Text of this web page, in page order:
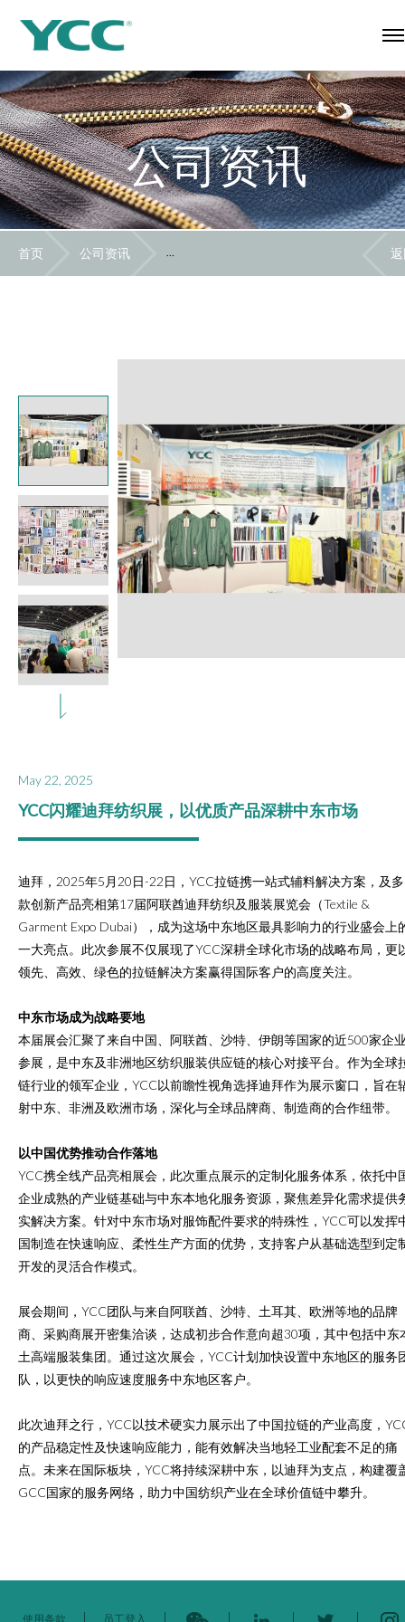
公司资讯
首页 公司资讯 YCC闪耀迪拜纺织展，以优质产品深耕中
May 22, 2025
YCC闪耀迪拜纺织展，以优质产品深耕中东市场
迪拜，2025年5月20日-22日，YCC拉链携一站式辅料解决方案，及多
款创新产品亮相第17届阿联酋迪拜纺织及服装展览会（Textile &
Garment Expo Dubai），成为这场中东地区最具影响力的行业盛会上
一大亮点。此次参展不仅展现了YCC深耕全球化市场的战略布局，更
领先、高效、绿色的拉链解决方案赢得国际客户的高度关注。
中东市场成为战略要地
本届展会汇聚了来自中国、阿联酋、沙特、伊朗等国家的近500家企
参展，是中东及非洲地区纺织服装供应链的核心对接平台。作为全球
链行业的领军企业，YCC以前瞻性视角选择迪拜作为展示窗口，旨在
射中东、非洲及欧洲市场，深化与全球品牌商、制造商的合作纽带。
以中国优势推动合作落地
YCC携全线产品亮相展会，此次重点展示的定制化服务体系，依托中
企业成熟的产业链基础与中东本地化服务资源，聚焦差异化需求提供
实解决方案。针对中东市场对服饰配件要求的特殊性，YCC可以发挥
国制造在快速响应、柔性生产方面的优势，支持客户从基础选型到定
开发的灵活合作模式。
展会期间，YCC团队与来自阿联酋、沙特、土耳其、欧洲等地的品牌
商、采购商展开密集洽谈，达成初步合作意向超30项，其中包括中东
土高端服装集团。通过这次展会，YCC计划加快设置中东地区的服务
队，以更快的响应速度服务中东地区客户。
此次迪拜之行，YCC以技术硬实力展示出了中国拉链的产业高度，
的产品稳定性及快速响应能力，能有效解决当地轻工业配套不足的痛
点。未来在国际板块，YCC将持续深耕中东，以迪拜为支点，构建覆
GCC国家的服务网络，助力中国纺织产业在全球价值链中攀升。
使用条款 员工登入